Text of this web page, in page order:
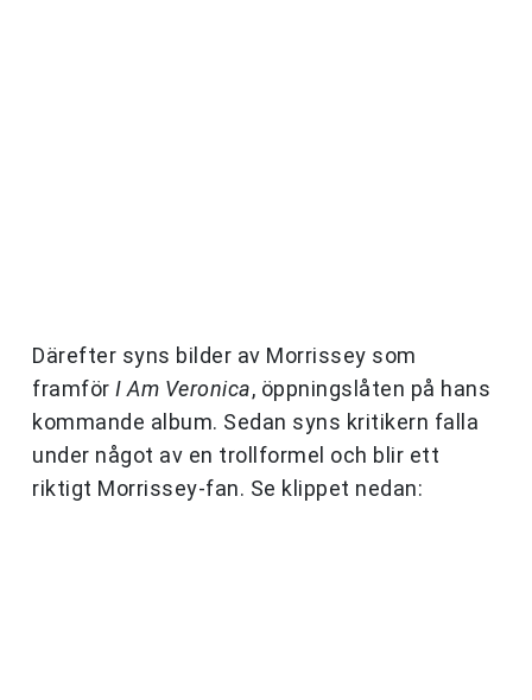
Därefter syns bilder av Morrissey som
framför I Am Veronica, öppningslåten på hans
kommande album. Sedan syns kritikern falla
under något av en trollformel och blir ett
riktigt Morrissey-fan. Se klippet nedan: